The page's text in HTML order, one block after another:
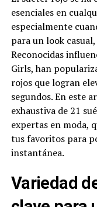
esenciales en
especialmente
para un look
Reconocidas
Girls, han
rojos que logran
segundos. En este
exhaustiva de 21
expertas en moda,
tus favoritos para
instantánea.
Variedad